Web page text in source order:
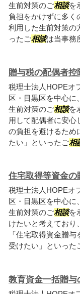
生前対策のご相談を
負担をかけずに多く
利用した生前対策の
ったご相談は当事務
贈与税の配偶者
税理士法人HOPEオ
区・目黒区を中心に
生前対策のご相談を
用して配偶者に安
の負担を避けるため
たい」といったご相
住宅取得等資金
税理士法人HOPEオ
区・目黒区を中心に
生前対策のご相談を
けたいと考えており
「住宅取得資金贈
受けたい」といった
教育資金一括贈与